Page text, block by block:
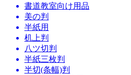
書道教室向け用品
美の判
半紙用
机上判
八ツ切判
半紙三枚判
半切(条幅)判